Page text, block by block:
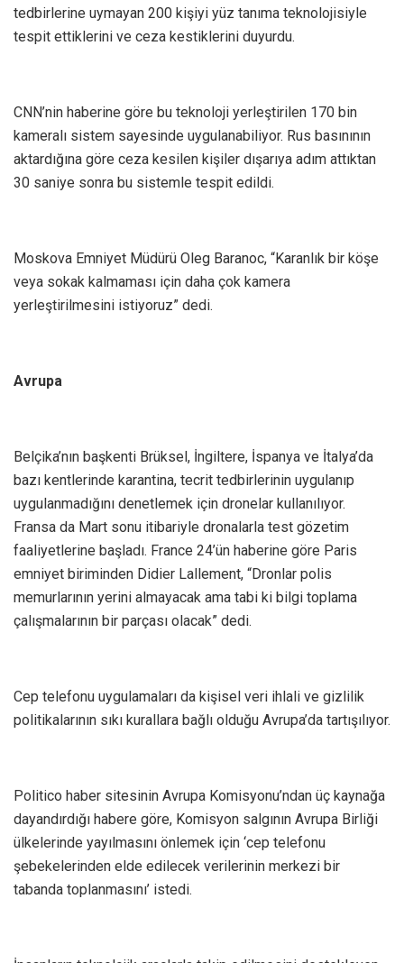
tedbirlerine uymayan 200 kişiyi yüz tanıma teknolojisiyle
tespit ettiklerini ve ceza kestiklerini duyurdu.
CNN’nin haberine göre bu teknoloji yerleştirilen 170 bin
kameralı sistem sayesinde uygulanabiliyor. Rus basınının
aktardığına göre ceza kesilen kişiler dışarıya adım attıktan
30 saniye sonra bu sistemle tespit edildi.
Moskova Emniyet Müdürü Oleg Baranoc, “Karanlık bir köşe
veya sokak kalmaması için daha çok kamera
yerleştirilmesini istiyoruz” dedi.
Avrupa
Belçika’nın başkenti Brüksel, İngiltere, İspanya ve İtalya’da
bazı kentlerinde karantina, tecrit tedbirlerinin uygulanıp
uygulanmadığını denetlemek için dronelar kullanılıyor.
Fransa da Mart sonu itibariyle dronalarla test gözetim
faaliyetlerine başladı. France 24’ün haberine göre Paris
emniyet biriminden Didier Lallement, “Dronlar polis
memurlarının yerini almayacak ama tabi ki bilgi toplama
çalışmalarının bir parçası olacak” dedi.
Cep telefonu uygulamaları da kişisel veri ihlali ve gizlilik
politikalarının sıkı kurallara bağlı olduğu Avrupa’da tartışılıyor.
Politico haber sitesinin Avrupa Komisyonu’ndan üç kaynağa
dayandırdığı habere göre, Komisyon salgının Avrupa Birliği
ülkelerinde yayılmasını önlemek için ‘cep telefonu
şebekelerinden elde edilecek verilerinin merkezi bir
tabanda toplanmasını’ istedi.